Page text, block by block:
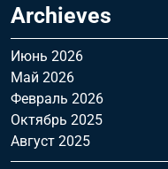
Archieves
Июнь 2026
Май 2026
Февраль 2026
Октябрь 2025
Август 2025